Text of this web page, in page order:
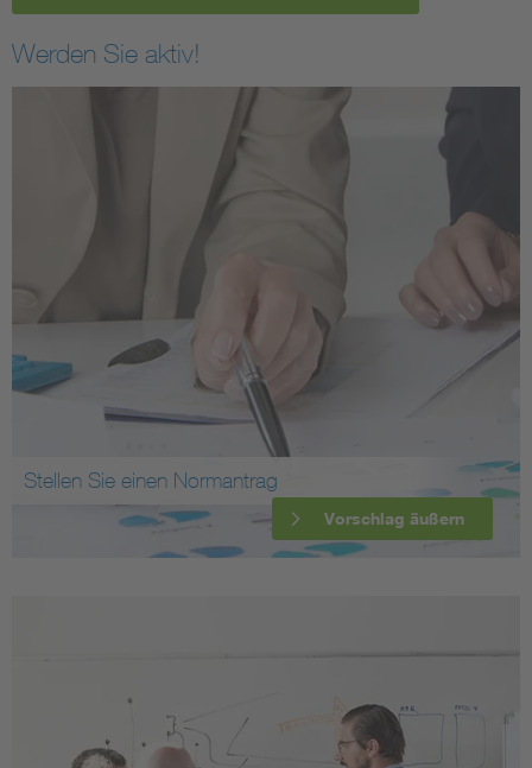
Werden Sie aktiv!
Stellen Sie einen Normantrag
Vorschlag äußern